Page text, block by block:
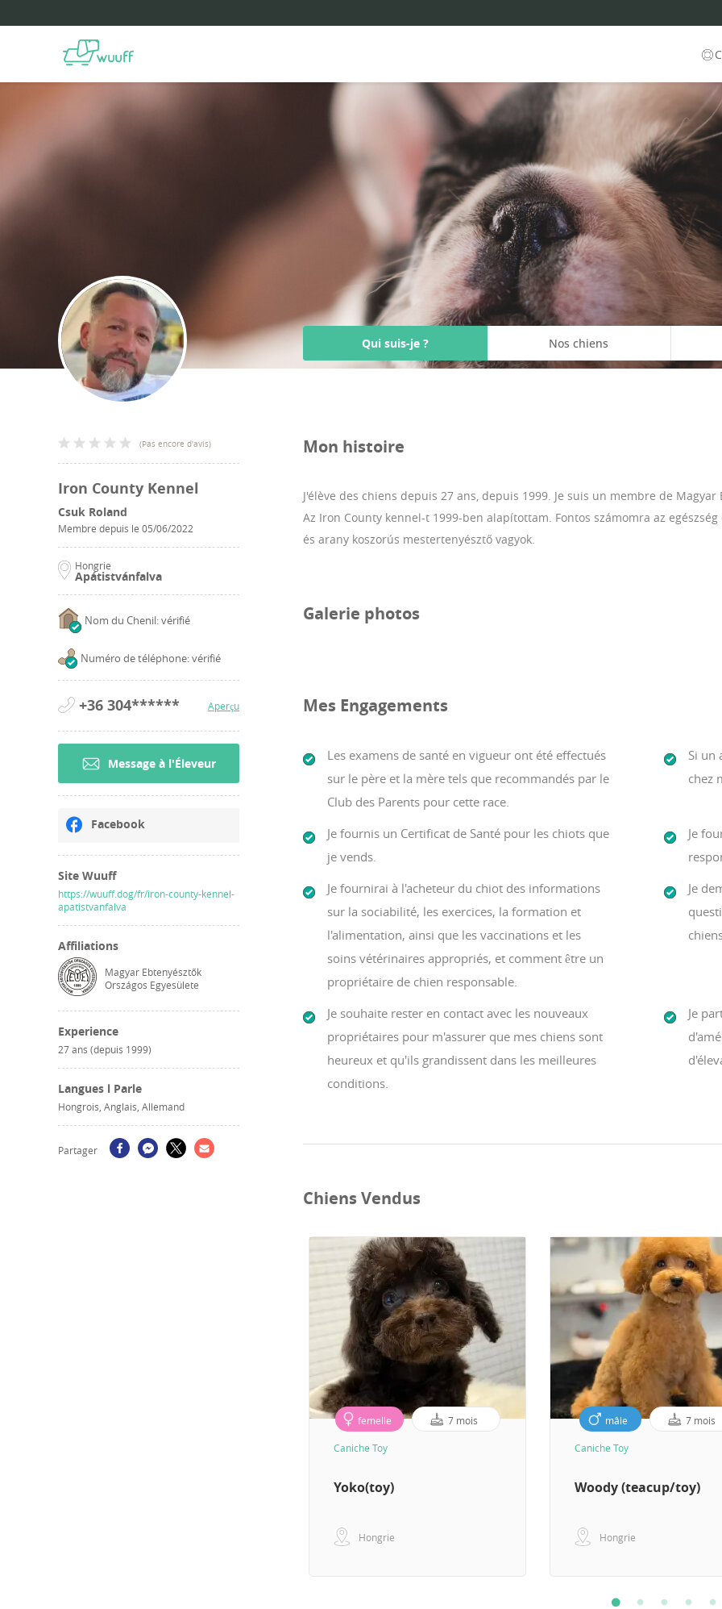
(Pas encore d'avis)
Iron County Kennel
Csuk Roland
Membre depuis le 05/06/2022
Hongrie
Apátistvánfalva
Nom du Chenil: vérifié
Numéro de téléphone: vérifié
+36 304****** Aperçu
Message à l'Éleveur
Facebook
Site Wuuff
https://wuuff.dog/fr/iron-county-kennel-
apatistvanfalva
Affiliations
Magyar Ebtenyésztők
Országos Egyesülete
Experience
27 ans (depuis 1999)
Langues l Parle
Hongrois, Anglais, Allemand
Partager
Qui suis-je ? Nos chiens
Mon histoire
J'élève des chiens depuis 27 ans, depuis 1999. Je suis un membre de Magyar
Az Iron County kennel-t 1999-ben alapítottam. Fontos számomra az
és arany koszorús mestertenyésztő vagyok.
Galerie photos
Mes Engagements
Les examens de santé en vigueur ont été effectués
sur le père et la mère tels que recommandés par le
Club des Parents pour cette race.
Si un
chez
Je fournis un Certificat de Santé pour les chiots que
je vends.
Je
Je fournirai à l'acheteur du chiot des informations
sur la sociabilité, les exercices, la formation et
l'alimentation, ainsi que les vaccinations et les
soins vétérinaires appropriés, et comment être un
propriétaire de chien responsable.
Je
Je souhaite rester en contact avec les nouveaux
propriétaires pour m'assurer que mes chiens sont
heureux et qu'ils grandissent dans les meilleures
conditions.
Je
Chiens Vendus
femelle 7 mois
Caniche Toy
Yoko(toy)
Hongrie
mâle 7 mois
Caniche Toy
Woody (teacup/toy)
Hongrie